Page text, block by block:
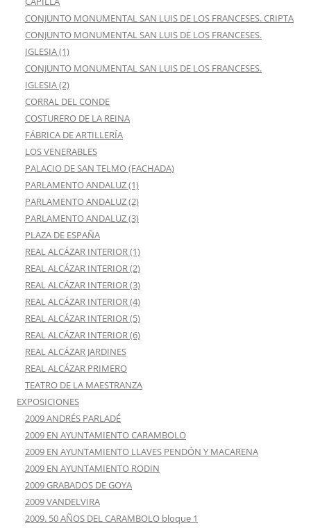
CONJUNTO MONUMENTAL SAN LUIS DE LOS FRANCESES. CRIPTA
CONJUNTO MONUMENTAL SAN LUIS DE LOS FRANCESES.
IGLESIA (1)
CONJUNTO MONUMENTAL SAN LUIS DE LOS FRANCESES.
IGLESIA (2)
CORRAL DEL CONDE
COSTURERO DE LA REINA
FÁBRICA DE ARTILLERÍA
LOS VENERABLES
PALACIO DE SAN TELMO (FACHADA)
PARLAMENTO ANDALUZ (1)
PARLAMENTO ANDALUZ (2)
PARLAMENTO ANDALUZ (3)
PLAZA DE ESPAÑA
REAL ALCÁZAR INTERIOR (1)
REAL ALCÁZAR INTERIOR (2)
REAL ALCÁZAR INTERIOR (3)
REAL ALCÁZAR INTERIOR (4)
REAL ALCÁZAR INTERIOR (5)
REAL ALCÁZAR INTERIOR (6)
REAL ALCÁZAR JARDINES
REAL ALCÁZAR PRIMERO
TEATRO DE LA MAESTRANZA
EXPOSICIONES
2009 ANDRÉS PARLADÉ
2009 EN AYUNTAMIENTO CARAMBOLO
2009 EN AYUNTAMIENTO LLAVES PENDÓN Y MACARENA
2009 EN AYUNTAMIENTO RODIN
2009 GRABADOS DE GOYA
2009 VANDELVIRA
2009. 50 AÑOS DEL CARAMBOLO bloque 1